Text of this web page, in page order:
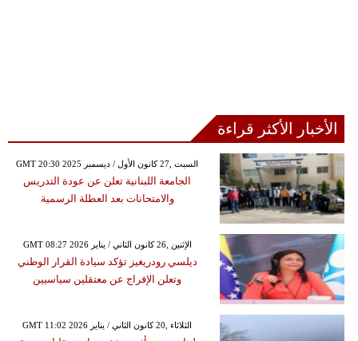
الأخبار الأكثر قراءة
GMT 20:30 2025 السبت ,27 كانون الأول / ديسمبر
الجامعة اللبنانية تعلن عن عودة التدريس
والامتحانات بعد العطلة الرسمية
GMT 08:27 2026 الإثنين ,26 كانون الثاني / يناير
ديلسي رودريغيز تؤكد سيادة القرار الوطني
وتعلن الإفراج عن معتقلين سياسيين
GMT 11:02 2026 الثلاثاء ,20 كانون الثاني / يناير